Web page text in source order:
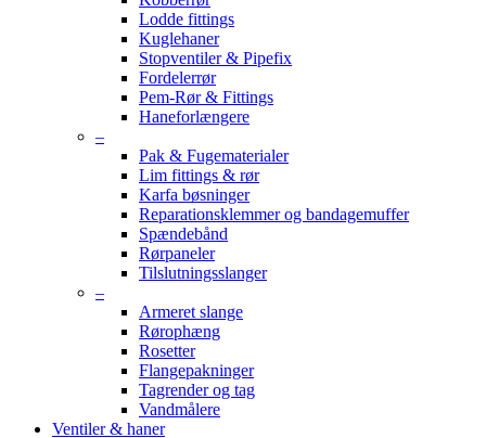
Lodde fittings
Kuglehaner
Stopventiler & Pipefix
Fordelerrør
Pem-Rør & Fittings
Haneforlængere
–
Pak & Fugematerialer
Lim fittings & rør
Karfa bøsninger
Reparationsklemmer og bandagemuffer
Spændebånd
Rørpaneler
Tilslutningsslanger
–
Armeret slange
Rørophæng
Rosetter
Flangepakninger
Tagrender og tag
Vandmålere
Ventiler & haner